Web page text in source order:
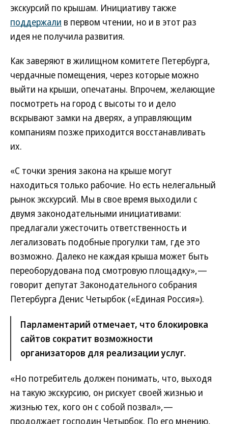
экскурсий по крышам. Инициативу также
поддержали в первом чтении, но и в этот раз
идея не получила развития.
Как заверяют в жилищном комитете Петербурга,
чердачные помещения, через которые можно
выйти на крыши, опечатаны. Впрочем, желающие
посмотреть на город с высоты то и дело
вскрывают замки на дверях, а управляющим
компаниям позже приходится восстанавливать
их.
«С точки зрения закона на крыше могут
находиться только рабочие. Но есть нелегальный
рынок экскурсий. Мы в свое время выходили с
двумя законодательными инициативами:
предлагали ужесточить ответственность и
легализовать подобные прогулки там, где это
возможно. Далеко не каждая крыша может быть
переоборудована под смотровую площадку»,—
говорит депутат Законодательного собрания
Петербурга Денис Четырбок («Единая Россия»).
Парламентарий отмечает, что блокировка
сайтов сократит возможности
организаторов для реализации услуг.
«Но потребитель должен понимать, что, выходя
на такую экскурсию, он рискует своей жизнью и
жизнью тех, кого он с собой позвал»,—
продолжает господин Четырбок. По его мнению,